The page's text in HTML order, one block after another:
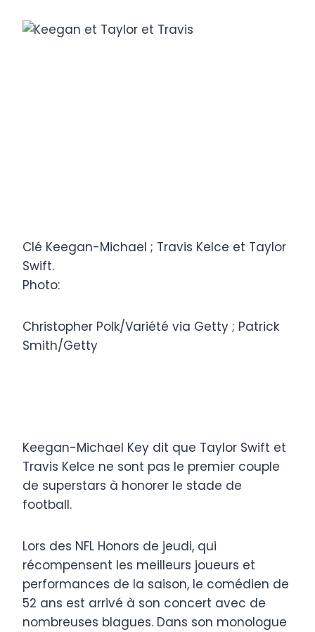
Clé Keegan-Michael ; Travis Kelce et Taylor
Swift.
Photo:
Christopher Polk/Variété via Getty ; Patrick
Smith/Getty
Keegan-Michael Key dit que Taylor Swift et
Travis Kelce ne sont pas le premier couple
de superstars à honorer le stade de
football.
Lors des NFL Honors de jeudi, qui
récompensent les meilleurs joueurs et
performances de la saison, le comédien de
52 ans est arrivé à son concert avec de
nombreuses blagues. Dans son monologue